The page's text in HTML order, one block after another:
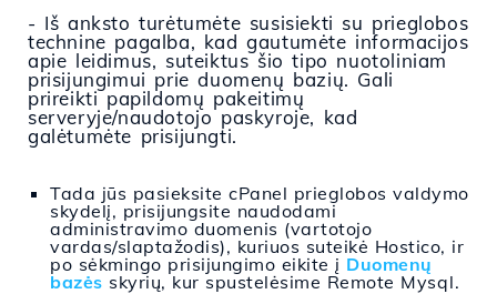
- Iš anksto turėtumėte susisiekti su prieglobos
technine pagalba, kad gautumėte informacijos
apie leidimus, suteiktus šio tipo nuotoliniam
prisijungimui prie duomenų bazių. Gali
prireikti papildomų pakeitimų
serveryje/naudotojo paskyroje, kad
galėtumėte prisijungti.
Tada jūs pasieksite cPanel prieglobos valdymo
skydelį, prisijungsite naudodami
administravimo duomenis (vartotojo
vardas/slaptažodis), kuriuos suteikė Hostico, ir
po sėkmingo prisijungimo eikite į Duomenų
bazės skyrių, kur spustelėsime Remote Mysql.